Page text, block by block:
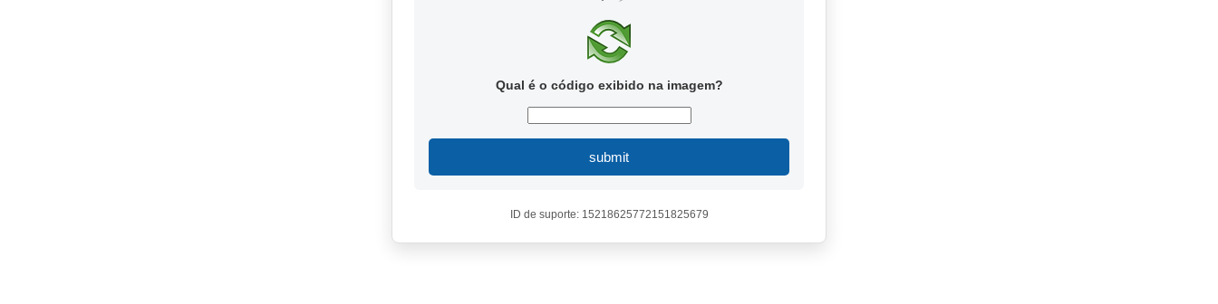
Qual é o código exibido na imagem?
submit
ID de suporte: 15218625772151825679